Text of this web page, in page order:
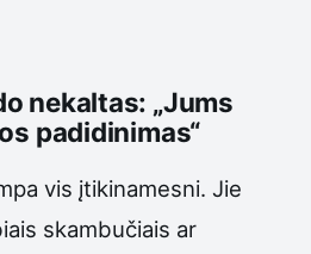
nekaltas: „Jums
padidinimas“
vis įtikinamesni. Jie
skambučiais ar